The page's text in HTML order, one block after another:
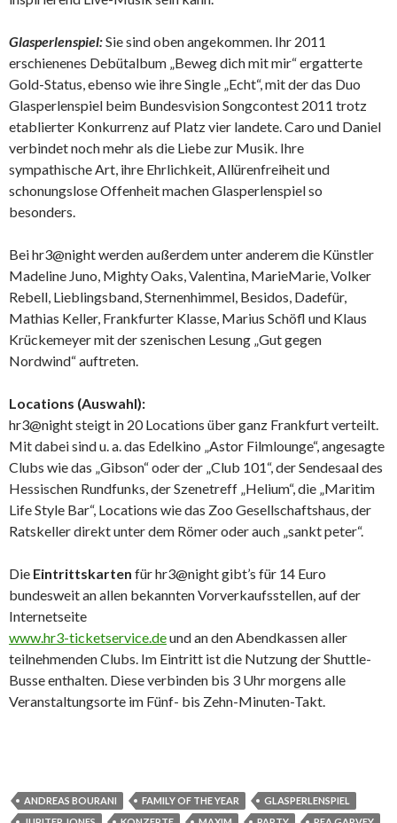
Glasperlenspiel:Sie sind oben angekommen. Ihr 2011
erschienenes Debütalbum „Beweg dich mit mir“ ergatterte
Gold-Status, ebenso wie ihre Single „Echt“, mit der das Duo
Glasperlenspiel beim Bundesvision Songcontest 2011 trotz
etablierter Konkurrenz auf Platz vier landete. Caro und Daniel
verbindet noch mehr als die Liebe zur Musik. Ihre
sympathische Art, ihre Ehrlichkeit, Allürenfreiheit und
schonungslose Offenheit machen Glasperlenspiel so
besonders.
Bei hr3@night werden außerdem unter anderem die Künstler
Madeline Juno, Mighty Oaks, Valentina, MarieMarie, Volker
Rebell, Lieblingsband, Sternenhimmel, Besidos, Dadefür,
Mathias Keller, Frankfurter Klasse, Marius Schöfl und Klaus
Krückemeyer mit der szenischen Lesung „Gut gegen
Nordwind“ auftreten.
Locations (Auswahl):
hr3@night steigt in 20 Locations über ganz Frankfurt verteilt.
Mit dabei sind u. a. das Edelkino „Astor Filmlounge“, angesagte
Clubs wie das „Gibson“ oder der „Club 101“, der Sendesaal des
Hessischen Rundfunks, der Szenetreff „Helium“, die „Maritim
Life Style Bar“, Locations wie das Zoo Gesellschaftshaus, der
Ratskeller direkt unter dem Römer oder auch „sankt peter“.
Die Eintrittskarten für hr3@night gibt’s für 14 Euro
bundesweit an allen bekannten Vorverkaufsstellen, auf der
Internetseite
www.hr3-ticketservice.deund an den Abendkassen aller
teilnehmenden Clubs. Im Eintritt ist die Nutzung der Shuttle-
Busse enthalten. Diese verbinden bis 3 Uhr morgens alle
Veranstaltungsorte im Fünf- bis Zehn-Minuten-Takt.
ANDREAS BOURANI FAMILY OF THE YEAR
GLASPERLENSPIEL